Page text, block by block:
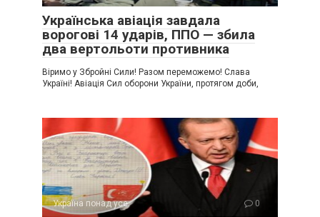
Українська авіація завдала
ворогові 14 ударів, ППО — збила
два вертольоти противника
Віримо у Збройні Сили! Разом переможемо! Слава
Україні! Авіація Сил оборони України, протягом доби,
Україна понад усе 0